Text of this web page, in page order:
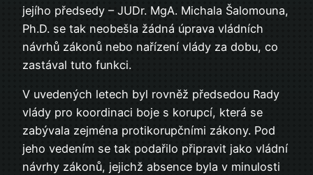
jejího předsedy – JUDr. MgA. Michala Šalomouna,
Ph.D. se tak neobešla žádná úprava vládních
návrhů zákonů nebo nařízení vlády za dobu, co
zastával tuto funkci.
V uvedených letech byl rovněž předsedou Rady
vlády pro koordinaci boje s korupcí, která se
zabývala zejména protikorupčními zákony. Pod
jeho vedením se tak podařilo připravit jako vládní
návrhy zákonů, jejichž absence byla v minulosti